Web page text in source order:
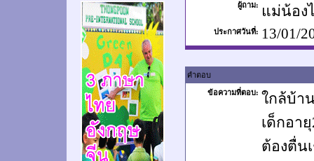
ผู้ถาม: แม่น้อง
ประกาศวันที่: 13/01/
คำตอบ
ข้อความที่ตอบ: ใกล้บ้า
เด็กอา
ต้องตื่น